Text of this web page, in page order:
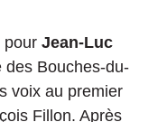
pour Jean-Luc
des Bouches-du-
voix au premier
Fillon. Après